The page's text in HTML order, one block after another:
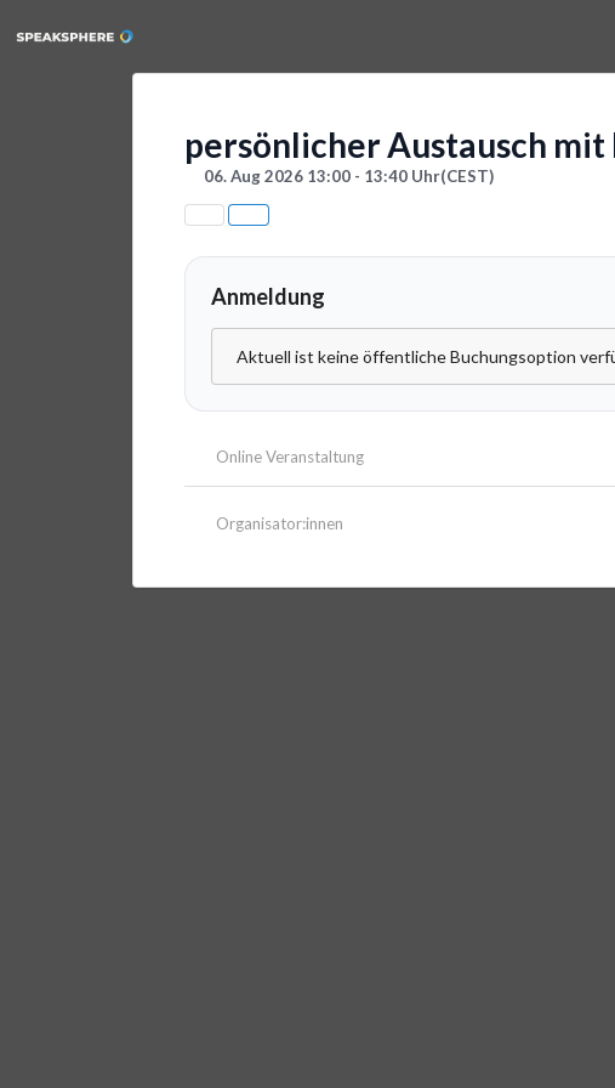
persönlicher Austausch
06. Aug 2026 13:00 - 13:40 Uhr(CEST)
Anmeldung
Aktuell ist keine öffentliche Buchungsoption
Online Veranstaltung
Organisator:innen